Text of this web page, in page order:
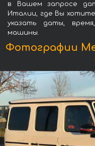
в Вашем запросе
Италии, где Вы
указать даты,
машины.
Фотографии